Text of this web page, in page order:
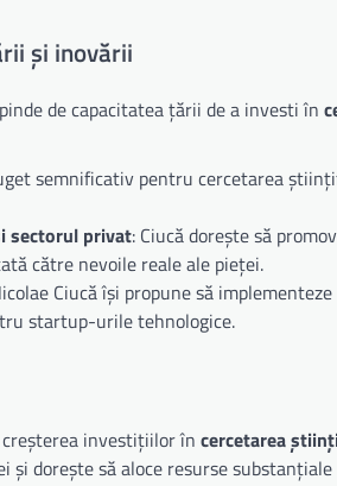
și inovării
de capacitatea țării de a investi în
semnificativ pentru cercetarea
sectorul privat: Ciucă dorește să
către nevoile reale ale pieței.
Ciucă își propune să
startup-urile tehnologice.
investițiilor în cercetarea
dorește să aloce resurse